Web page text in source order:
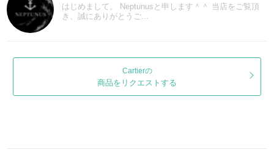
はじめまして。 Neptunusと申します＾＾ 当店をご覧頂
き、誠にありがとうご...
Cartierの
商品をリクエストする